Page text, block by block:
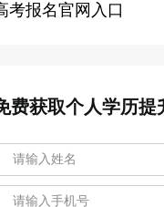
考报名官网入口
费获取个人学历提